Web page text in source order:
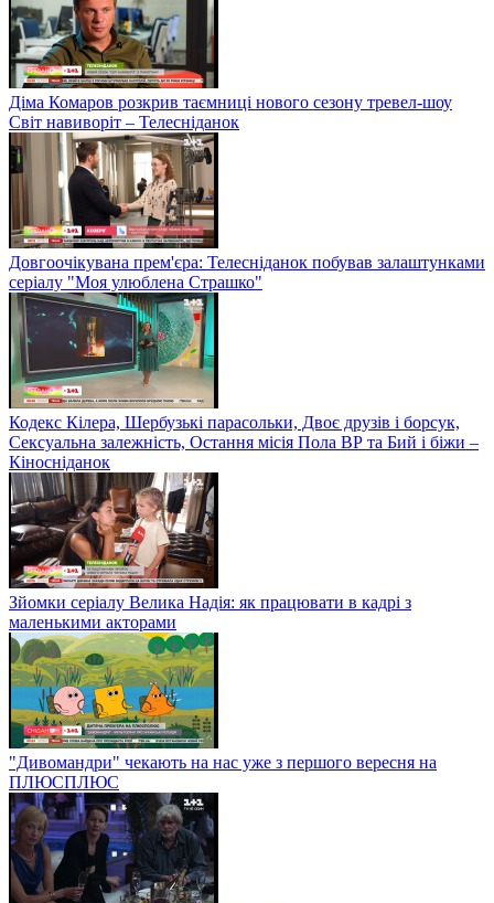
Діма Комаров розкрив таємниці нового сезону тревел-шоу
Світ навиворіт – Телесніданок
Довгоочікувана прем'єра: Телесніданок побував залаштунками
серіалу "Моя улюблена Страшко"
Кодекс Кілера, Шербузькі парасольки, Двоє друзів і борсук,
Сексуальна залежність, Остання місія Пола ВР та Бий і біжи –
Кіносніданок
Зйомки серіалу Велика Надія: як працювати в кадрі з
маленькими акторами
"Дивомандри" чекають на нас уже з першого вересня на
ПЛЮСПЛЮС